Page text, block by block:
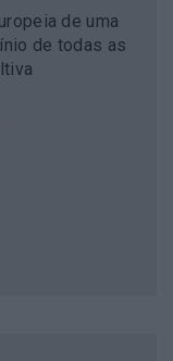
de uma
de todas as